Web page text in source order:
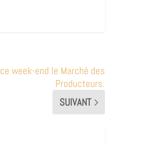
week-end le Marché des
Producteurs.
SUIVANT